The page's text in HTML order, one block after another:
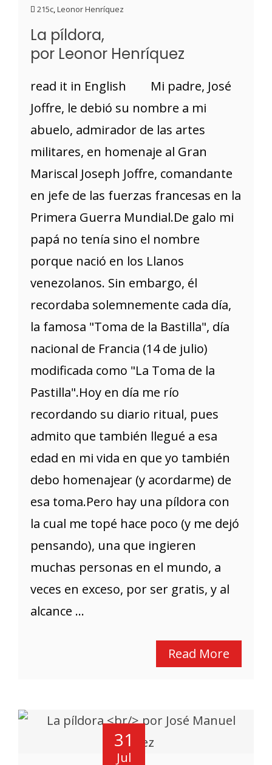
215c,Leonor Henríquez
La píldora,
por Leonor Henríquez
read it in English Mi padre, José
Joffre, le debió su nombre a mi
abuelo, admirador de las artes
militares, en homenaje al Gran
Mariscal Joseph Joffre, comandante
en jefe de las fuerzas francesas en la
Primera Guerra Mundial.De galo mi
papá no tenía sino el nombre
porque nació en los Llanos
venezolanos. Sin embargo, él
recordaba solemnemente cada día,
la famosa "Toma de la Bastilla", día
nacional de Francia (14 de julio)
modificada como "La Toma de la
Pastilla".Hoy en día me río
recordando su diario ritual, pues
admito que también llegué a esa
edad en mi vida en que yo también
debo homenajear (y acordarme) de
esa toma.Pero hay una píldora con
la cual me topé hace poco (y me dejó
pensando), una que ingieren
muchas personas en el mundo, a
veces en exceso, por ser gratis, y al
alcance ...
Read More
31
Jul